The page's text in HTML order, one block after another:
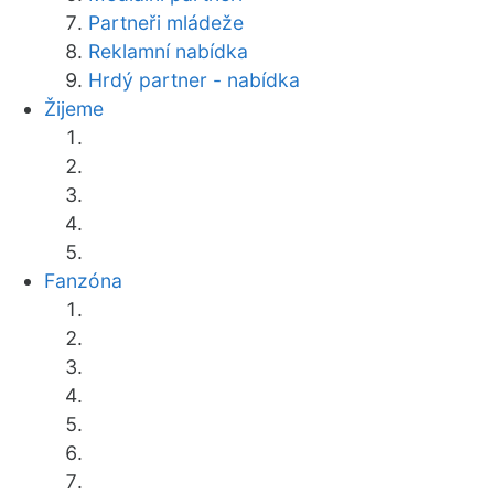
Partneři mládeže
Reklamní nabídka
Hrdý partner - nabídka
Žijeme
Fanzóna